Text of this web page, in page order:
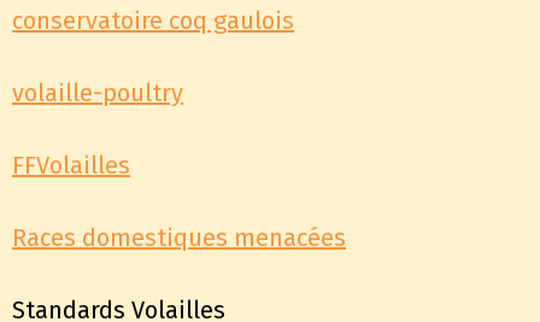
conservatoire coq gaulois
volaille-poultry
FFVolailles
Races domestiques menacées
Standards Volailles